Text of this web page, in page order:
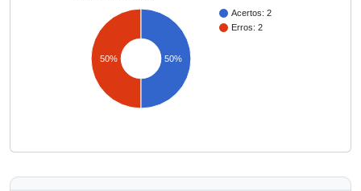
Acertos: 2
Erros: 2
50% 50%